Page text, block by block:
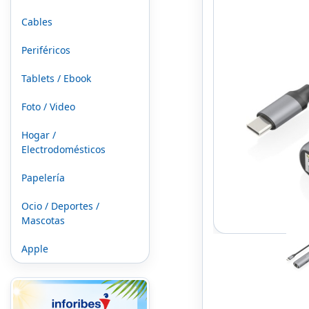
Cables
Periféricos
Tablets / Ebook
Foto / Video
Hogar /
Electrodomésticos
Papelería
Ocio / Deportes /
Mascotas
Apple